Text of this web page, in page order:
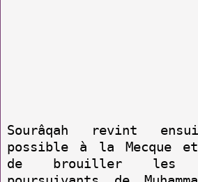
Sourâqah revint
possible à la Mecque
de brouiller les